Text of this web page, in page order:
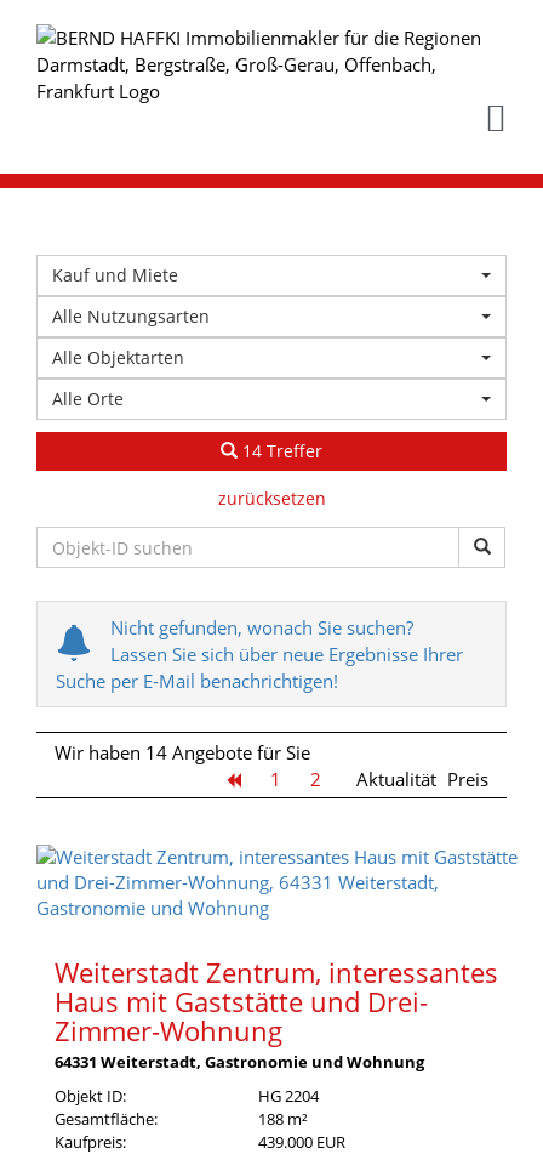
content
Kauf und Miete
Alle Nutzungsarten
Alle Objektarten
Alle Orte
14 Treffer
zurücksetzen
Nicht gefunden, wonach Sie suchen?
Lassen Sie sich über neue Ergebnisse Ihrer
Suche per E-Mail benachrichtigen!
Wir haben 14 Angebote für Sie
1
2 Aktualität Preis
Weiterstadt Zentrum, interessantes
Haus mit Gaststätte und Drei-
Zimmer-Wohnung
64331 Weiterstadt, Gastronomie und Wohnung
Objekt ID:
HG 2204
Gesamtfläche:
188 m²
Kaufpreis:
439.000 EUR